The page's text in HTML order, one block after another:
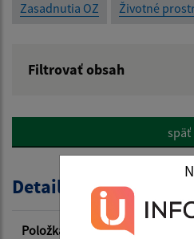
Zasadnutia OZ Životné
Filtrovať obsah
Popis:
Dátum zverejnenia od:
späť
Detail úradného
Položka Informácia